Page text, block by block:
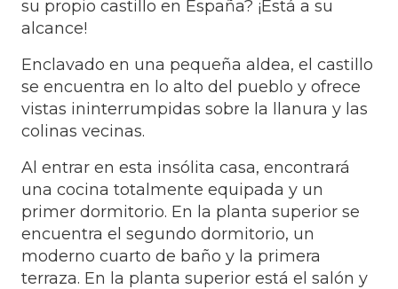
su propio castillo en España? ¡Está a su
alcance!
Enclavado en una pequeña aldea, el castillo
se encuentra en lo alto del pueblo y ofrece
vistas ininterrumpidas sobre la llanura y las
colinas vecinas.
Al entrar en esta insólita casa, encontrará
una cocina totalmente equipada y un
primer dormitorio. En la planta superior se
encuentra el segundo dormitorio, un
moderno cuarto de baño y la primera
terraza. En la planta superior está el salón y